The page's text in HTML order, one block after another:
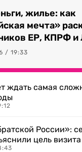
жилье: как
мечта»
ЕР, КПРФ
/ 19:33
ждать самая
России»:
цель